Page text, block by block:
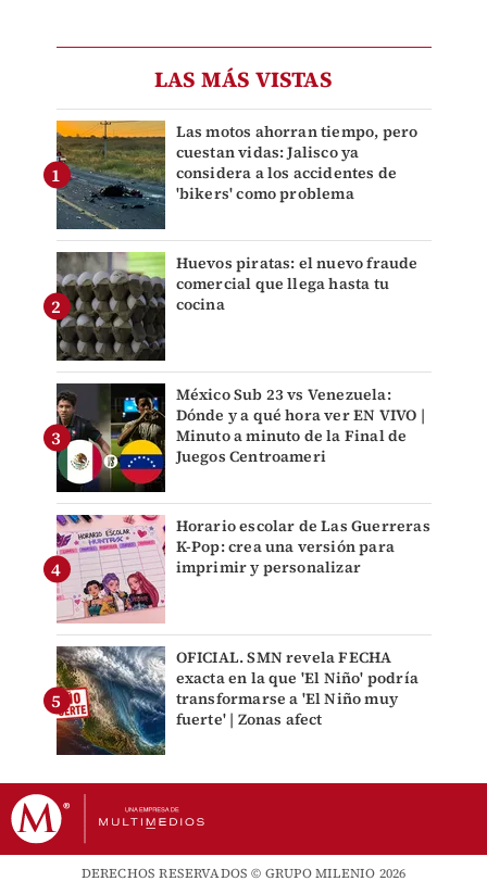
LAS MÁS VISTAS
Las motos ahorran tiempo, pero
cuestan vidas: Jalisco ya
considera a los accidentes de
'bikers' como problema
Huevos piratas: el nuevo fraude
comercial que llega hasta tu
cocina
México Sub 23 vs Venezuela:
Dónde y a qué hora ver EN VIVO |
Minuto a minuto de la Final de
Juegos Centroameri
Horario escolar de Las Guerreras
K-Pop: crea una versión para
imprimir y personalizar
OFICIAL. SMN revela FECHA
exacta en la que 'El Niño' podría
transformarse a 'El Niño muy
fuerte' | Zonas afect
DERECHOS RESERVADOS © GRUPO MILENIO 2026